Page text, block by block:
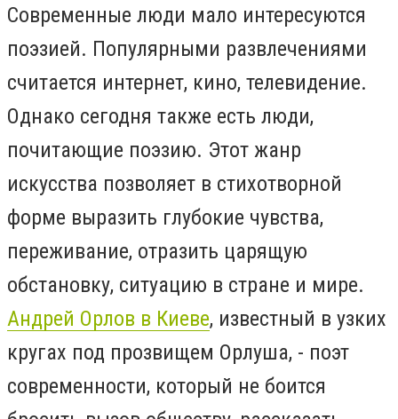
Современные люди мало интересуются
поэзией. Популярными развлечениями
считается интернет, кино, телевидение.
Однако сегодня также есть люди,
почитающие поэзию. Этот жанр
искусства позволяет в стихотворной
форме выразить глубокие чувства,
переживание, отразить царящую
обстановку, ситуацию в стране и мире.
Андрей Орлов в Киеве, известный в узких
кругах под прозвищем Орлуша, - поэт
современности, который не боится